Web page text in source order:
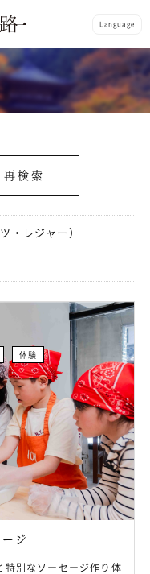
Language
再検索
・レジャー）
ジ
特別なソーセージ作り体
体験